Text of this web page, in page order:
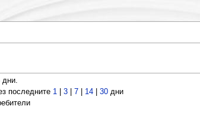
дни.
последните 1| 3| 7| 14| 30дни